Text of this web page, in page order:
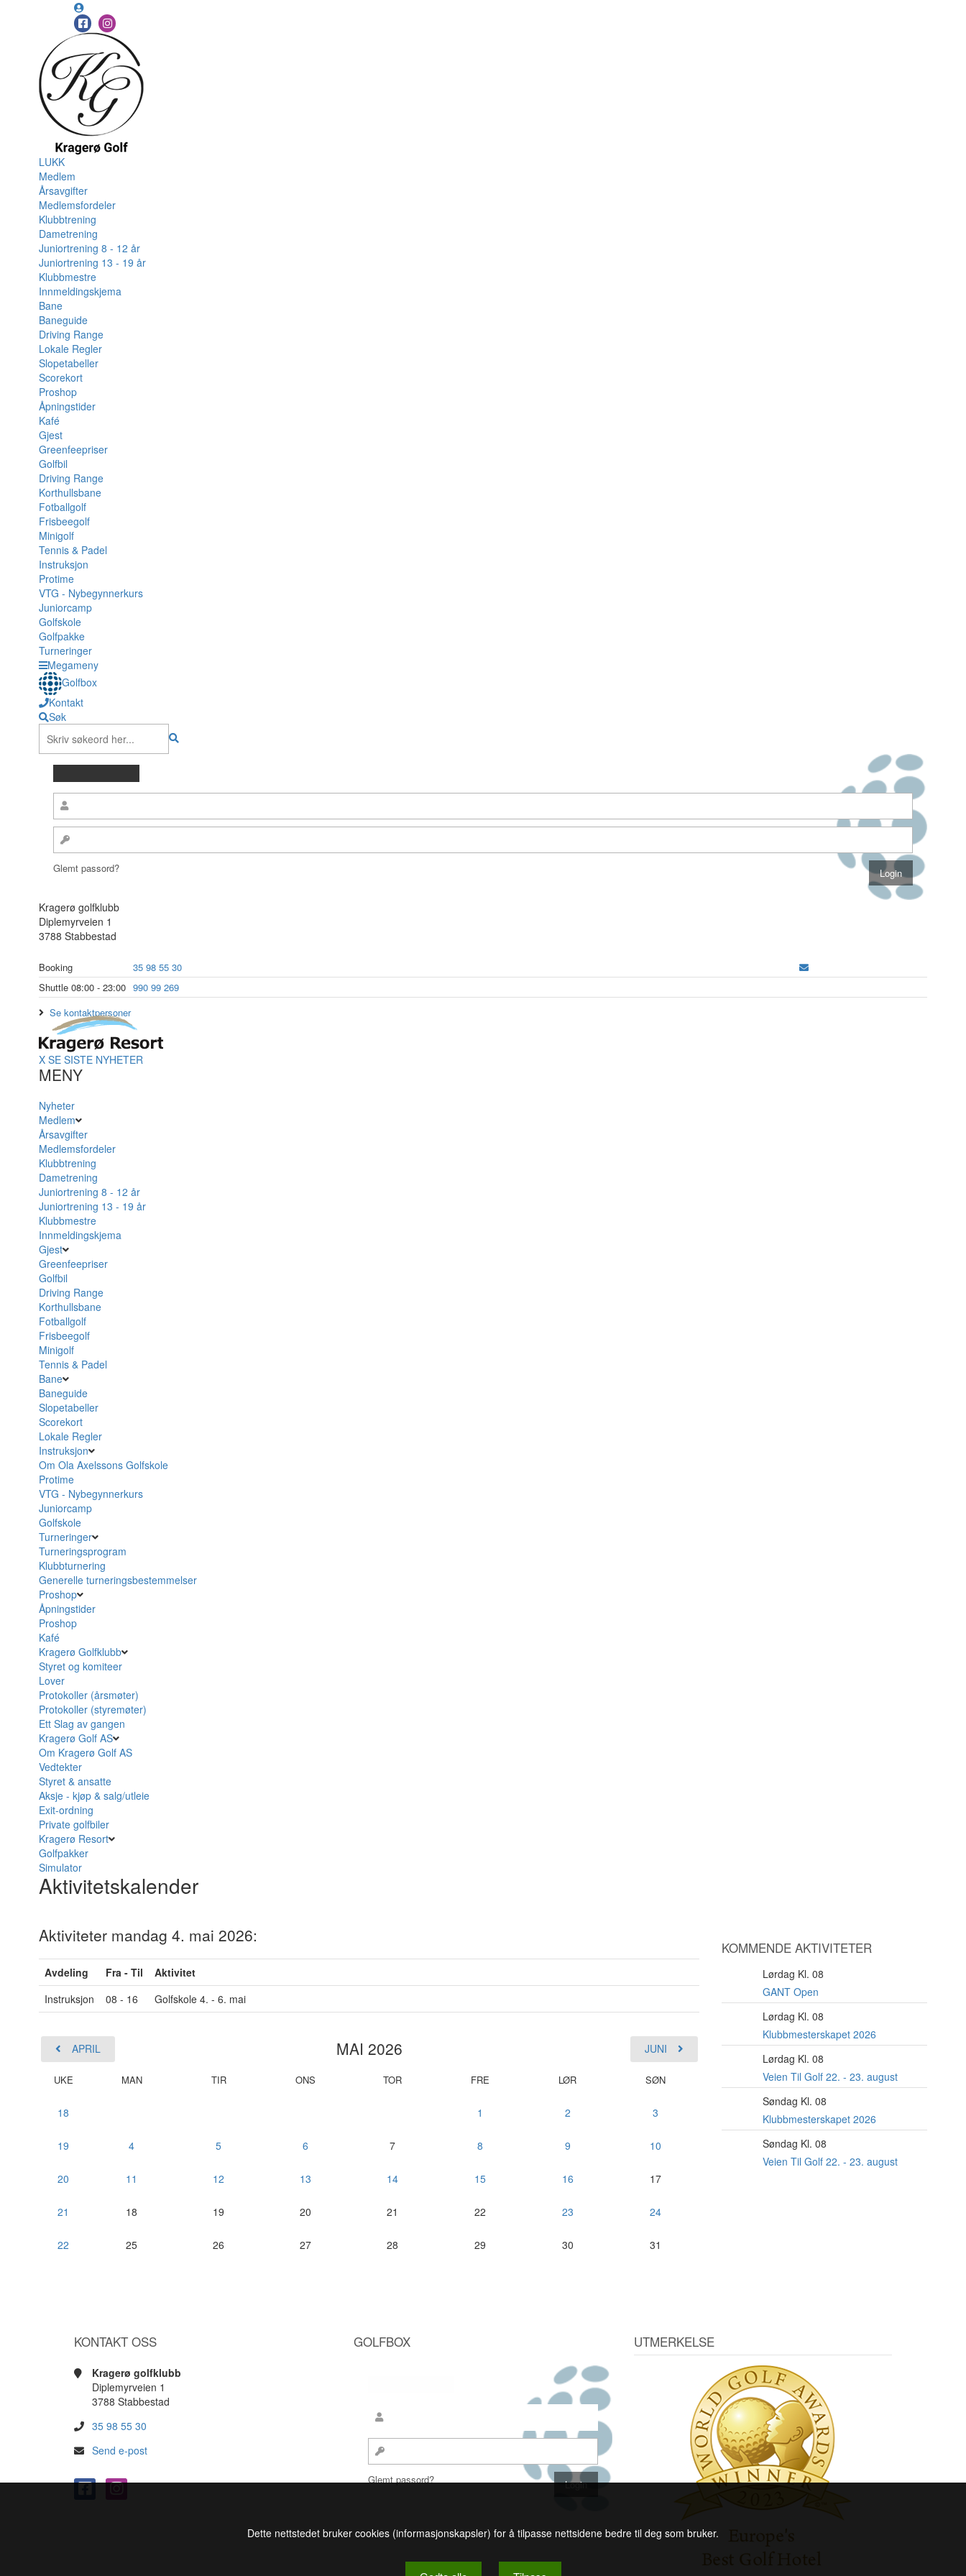
LUKK
Medlem
Årsavgifter
Medlemsfordeler
Klubbtrening
Dametrening
Juniortrening 8 - 12 år
Juniortrening 13 - 19 år
Klubbmestre
Innmeldingskjema
Bane
Baneguide
Driving Range
Lokale Regler
Slopetabeller
Scorekort
Proshop
Åpningstider
Kafé
Gjest
Greenfeepriser
Golfbil
Driving Range
Korthullsbane
Fotballgolf
Frisbeegolf
Minigolf
Tennis & Padel
Instruksjon
Protime
VTG - Nybegynnerkurs
Juniorcamp
Golfskole
Golfpakke
Turneringer
Megameny
Golfbox
Kontakt
Søk
Glemt passord?
Kragerø golfklubb
Diplemyrveien 1
3788 Stabbestad
Booking
35 98 55 30
Shuttle 08:00 - 23:00 990 99 269
Se kontaktpersoner
X SE SISTE NYHETER
MENY
Nyheter
Medlem
Årsavgifter
Medlemsfordeler
Klubbtrening
Dametrening
Juniortrening 8 - 12 år
Juniortrening 13 - 19 år
Klubbmestre
Innmeldingskjema
Gjest
Greenfeepriser
Golfbil
Driving Range
Korthullsbane
Fotballgolf
Frisbeegolf
Minigolf
Tennis & Padel
Bane
Baneguide
Slopetabeller
Scorekort
Lokale Regler
Instruksjon
Om Ola Axelssons Golfskole
Protime
VTG - Nybegynnerkurs
Juniorcamp
Golfskole
Turneringer
Turneringsprogram
Klubbturnering
Generelle turneringsbestemmelser
Proshop
Åpningstider
Proshop
Kafé
Kragerø Golfklubb
Styret og komiteer
Lover
Protokoller (årsmøter)
Protokoller (styremøter)
Ett Slag av gangen
Kragerø Golf AS
Om Kragerø Golf AS
Vedtekter
Styret & ansatte
Aksje - kjøp & salg/utleie
Exit-ordning
Private golfbiler
Kragerø Resort
Golfpakker
Simulator
Aktivitetskalender
Aktiviteter mandag 4. mai 2026:
Avdeling Fra - Til
Aktivitet
Instruksjon
08 - 16 Golfskole 4. - 6. mai
APRIL JUNI
MAI 2026
UKE MAN TIR ONS TOR FRE LØR SØN
18 1 2 3
19 4 5 6 7 8 9 10
20 11 12 13 14 15 16 17
21 18 19 20 21 22 23 24
22 25 26 27 28 29 30 31
KOMMENDE AKTIVITETER
Lørdag Kl. 08
GANT Open
Lørdag Kl. 08
Klubbmesterskapet 2026
Lørdag Kl. 08
Veien Til Golf 22. - 23. august
Søndag Kl. 08
Klubbmesterskapet 2026
Søndag Kl. 08
Veien Til Golf 22. - 23. august
KONTAKT OSS
Kragerø golfklubb
Diplemyrveien 1
3788 Stabbestad
35 98 55 30
Send e-post
GOLFBOX
Glemt passord?
UTMERKELSE
Dette nettstedet bruker cookies (informasjonskapsler) for å tilpasse nettsidene bedre til deg som bruker.